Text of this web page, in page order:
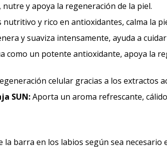
nutre y apoya la regeneración de la piel.
nutritivo y rico en antioxidantes, calma la
y suaviza intensamente, ayuda a
como un potente antioxidante, apoya la
celular gracias a los extractos
SUN:Aporta un aroma refrescante,
barra en los labios según sea necesario